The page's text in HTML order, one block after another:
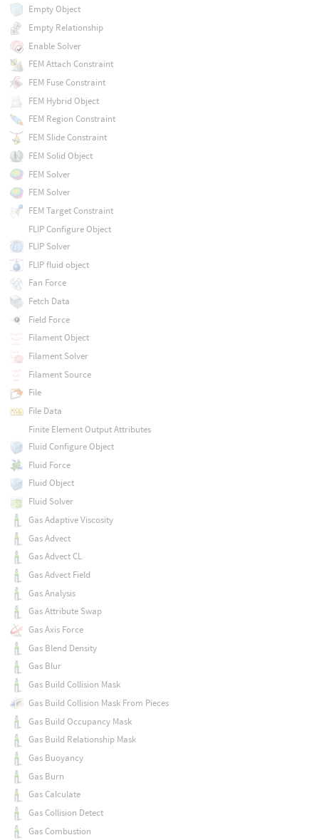
Empty Object
Empty Relationship
Enable Solver
FEM Attach Constraint
FEM Fuse Constraint
FEM Hybrid Object
FEM Region Constraint
FEM Slide Constraint
FEM Solid Object
FEM Solver
FEM Solver
FEM Target Constraint
FLIP Configure Object
FLIP Solver
FLIP fluid object
Fan Force
Fetch Data
Field Force
Filament Object
Filament Solver
Filament Source
File
File Data
Finite Element Output Attributes
Fluid Configure Object
Fluid Force
Fluid Object
Fluid Solver
Gas Adaptive Viscosity
Gas Advect
Gas Advect CL
Gas Advect Field
Gas Analysis
Gas Attribute Swap
Gas Axis Force
Gas Blend Density
Gas Blur
Gas Build Collision Mask
Gas Build Collision Mask From Pieces
Gas Build Occupancy Mask
Gas Build Relationship Mask
Gas Buoyancy
Gas Burn
Gas Calculate
Gas Collision Detect
Gas Combustion